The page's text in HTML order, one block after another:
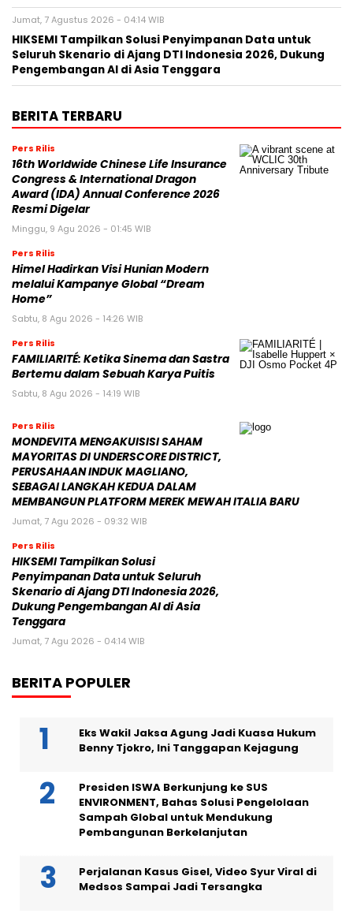
Jumat, 7 Agustus 2026 - 04:14 WIB
HIKSEMI Tampilkan Solusi Penyimpanan Data untuk
Seluruh Skenario di Ajang DTI Indonesia 2026, Dukung
Pengembangan AI di Asia Tenggara
BERITA TERBARU
Pers Rilis
16th Worldwide Chinese Life Insurance
Congress & International Dragon
Award (IDA) Annual Conference 2026
Resmi Digelar
Minggu, 9 Agu 2026 - 01:45 WIB
Pers Rilis
Himel Hadirkan Visi Hunian Modern
melalui Kampanye Global “Dream
Home”
Sabtu, 8 Agu 2026 - 14:26 WIB
Pers Rilis
FAMILIARITÉ: Ketika Sinema dan Sastra
Bertemu dalam Sebuah Karya Puitis
Sabtu, 8 Agu 2026 - 14:19 WIB
Pers Rilis
MONDEVITA MENGAKUISISI SAHAM
MAYORITAS DI UNDERSCORE DISTRICT,
PERUSAHAAN INDUK MAGLIANO,
SEBAGAI LANGKAH KEDUA DALAM
MEMBANGUN PLATFORM MEREK MEWAH ITALIA BARU
Jumat, 7 Agu 2026 - 09:32 WIB
Pers Rilis
HIKSEMI Tampilkan Solusi
Penyimpanan Data untuk Seluruh
Skenario di Ajang DTI Indonesia 2026,
Dukung Pengembangan AI di Asia
Tenggara
Jumat, 7 Agu 2026 - 04:14 WIB
BERITA POPULER
Eks Wakil Jaksa Agung Jadi Kuasa Hukum
Benny Tjokro, Ini Tanggapan Kejagung
Presiden ISWA Berkunjung ke SUS
ENVIRONMENT, Bahas Solusi Pengelolaan
Sampah Global untuk Mendukung
Pembangunan Berkelanjutan
Perjalanan Kasus Gisel, Video Syur Viral di
Medsos Sampai Jadi Tersangka